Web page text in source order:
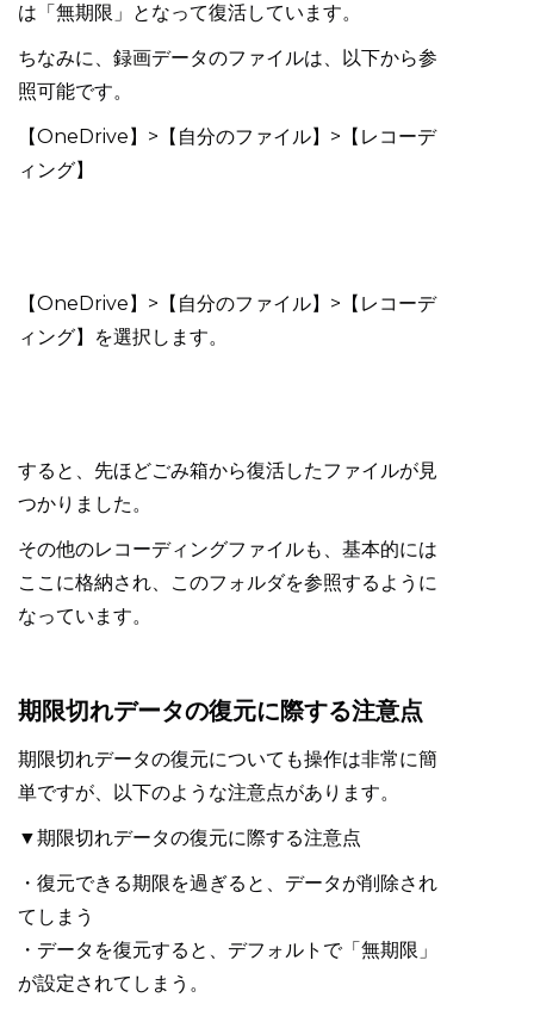
は「無期限」となって復活しています。
ちなみに、録画データのファイルは、以下から参
照可能です。
【OneDrive】>【自分のファイル】>【レコーデ
ィング】
【OneDrive】>【自分のファイル】>【レコーデ
ィング】を選択します。
すると、先ほどごみ箱から復活したファイルが見
つかりました。
その他のレコーディングファイルも、基本的には
ここに格納され、このフォルダを参照するように
なっています。
期限切れデータの復元に際する注意点
期限切れデータの復元についても操作は非常に簡
単ですが、以下のような注意点があります。
▼期限切れデータの復元に際する注意点
・復元できる期限を過ぎると、データが削除され
てしまう
・データを復元すると、デフォルトで「無期限」
が設定されてしまう。